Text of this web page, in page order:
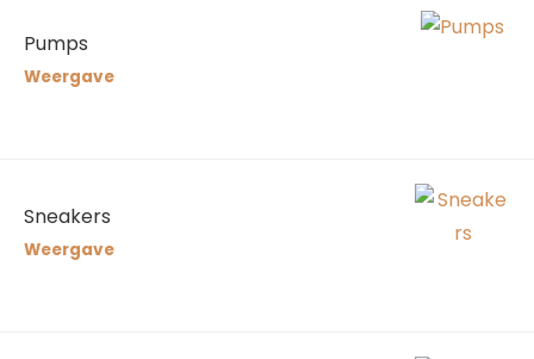
Pumps
Weergave
Sneakers
Weergave